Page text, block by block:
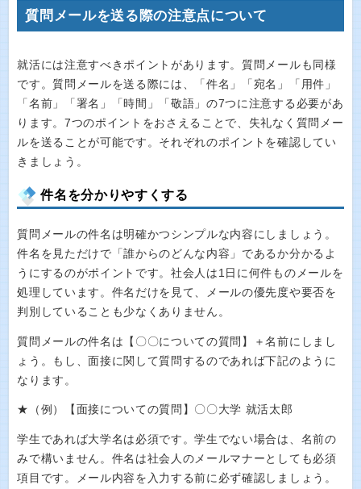
質問メールを送る際の注意点について
就活には注意すべきポイントがあります。質問メールも同様
です。質問メールを送る際には、「件名」「宛名」「用件」
「名前」「署名」「時間」「敬語」の7つに注意する必要があ
ります。7つのポイントをおさえることで、失礼なく質問メー
ルを送ることが可能です。それぞれのポイントを確認してい
きましょう。
件名を分かりやすくする
質問メールの件名は明確かつシンプルな内容にしましょう。
件名を見ただけで「誰からのどんな内容」であるか分かるよ
うにするのがポイントです。社会人は1日に何件ものメールを
処理しています。件名だけを見て、メールの優先度や要否を
判別していることも少なくありません。
質問メールの件名は【〇〇についての質問】＋名前にしまし
ょう。もし、面接に関して質問するのであれば下記のように
なります。
★（例）【面接についての質問】〇〇大学 就活太郎
学生であれば大学名は必須です。学生でない場合は、名前の
みで構いません。件名は社会人のメールマナーとしても必須
項目です。メール内容を入力する前に必ず確認しましょう。